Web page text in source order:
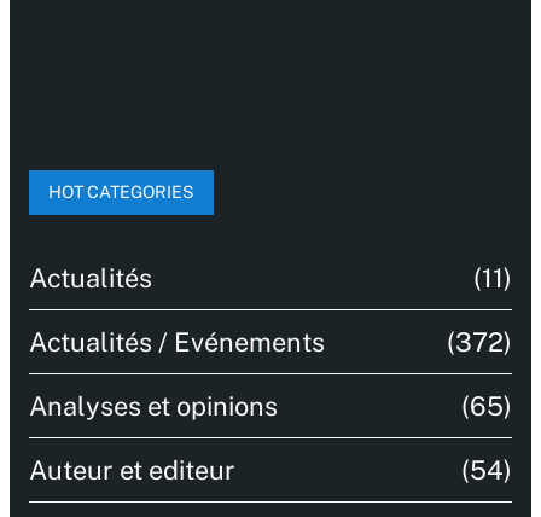
HOT CATEGORIES
Actualités (11)
Actualités / Evénements (372)
Analyses et opinions (65)
Auteur et editeur (54)